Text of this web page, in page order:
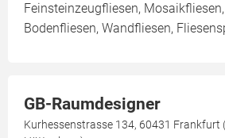
Feinsteinzeugfliesen,
Bodenfliesen, Wandfliesen,
GB-Raumdesigner
Kurhessenstrasse 134, 60431 Frankfurt